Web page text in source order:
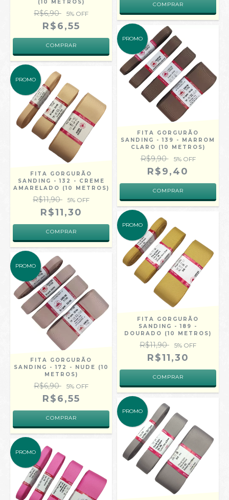
(10 METROS)
R$6,90 5% OFF
R$6,55
COMPRAR
COMPRAR
PROMO
FITA GORGURÃO
SANDING - 132 - CREME
AMARELADO (10 METROS)
R$11,90 5% OFF
R$11,30
COMPRAR
PROMO
FITA GORGURÃO
SANDING - 139 - MARROM
CLARO (10 METROS)
R$9,90 5% OFF
R$9,40
COMPRAR
PROMO
FITA GORGURÃO
SANDING - 172 - NUDE (10
METROS)
R$6,90 5% OFF
R$6,55
COMPRAR
PROMO
FITA GORGURÃO
SANDING - 189 -
DOURADO (10 METROS)
R$11,90 5% OFF
R$11,30
COMPRAR
PROMO
PROMO